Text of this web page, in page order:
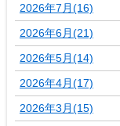
2026年7月(16)
2026年6月(21)
2026年5月(14)
2026年4月(17)
2026年3月(15)